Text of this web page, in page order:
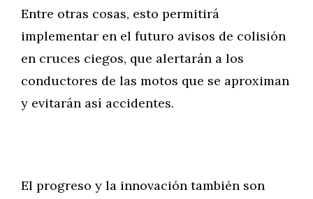
Entre otras cosas, esto permitirá
implementar en el futuro avisos de colisión
en cruces ciegos, que alertarán a los
conductores de las motos que se aproximan
y evitarán así accidentes.
El progreso y la innovación también son